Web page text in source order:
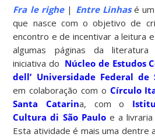
Fra le righe| EntreLinhas é
que nasce com o objetivo de
encontro e de incentivar a leitura
algumas páginas da literatura
iniciativa do Núcleo de Estudos
dell’ Universidade Federal de
em colaboração com o Círculo
Santa Catarina, com o
Cultura di São Pauloe a livraria
Esta atividade é mais uma dentre